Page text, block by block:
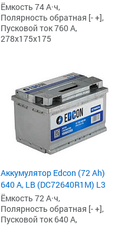
Ёмкость 74 А·ч,
Полярность обратная [- +],
Пусковой ток 760 А,
278x175x175
Аккумулятор Edcon (72 Ah)
640 А, LB (DC72640R1M) L3
Ёмкость 72 А·ч,
Полярность обратная [- +],
Пусковой ток 640 А,